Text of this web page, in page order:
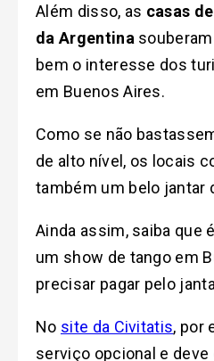
Além disso, as casas
da Argentina
bem o interesse dos
em Buenos Aires.
Como se não
de alto nível, os locais
também um belo jantar
Ainda assim, saiba que
um show de tango em
precisar pagar pelo
No site da Civitatis, por
serviço opcional e deve